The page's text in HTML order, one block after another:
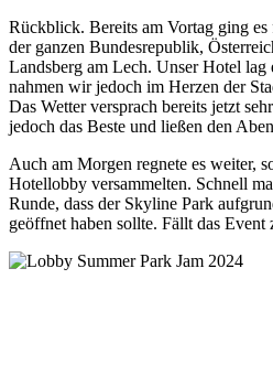
Rückblick. Bereits am Vortag ging
der ganzen Bundesrepublik,
Landsberg am Lech. Unser Hotel lag
nahmen wir jedoch im Herzen der
Das Wetter versprach bereits jetzt
jedoch das Beste und ließen den
Auch am Morgen regnete es weiter,
Hotellobby versammelten. Schnell
Runde, dass der Skyline Park
geöffnet haben sollte. Fällt das Event